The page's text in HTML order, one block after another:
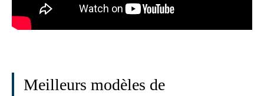
Meilleurs modèles de